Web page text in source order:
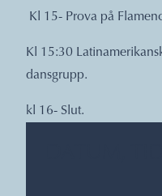
Kl 15- Prova på
Kl 15:30
dansgrupp.
kl 16- Slut.